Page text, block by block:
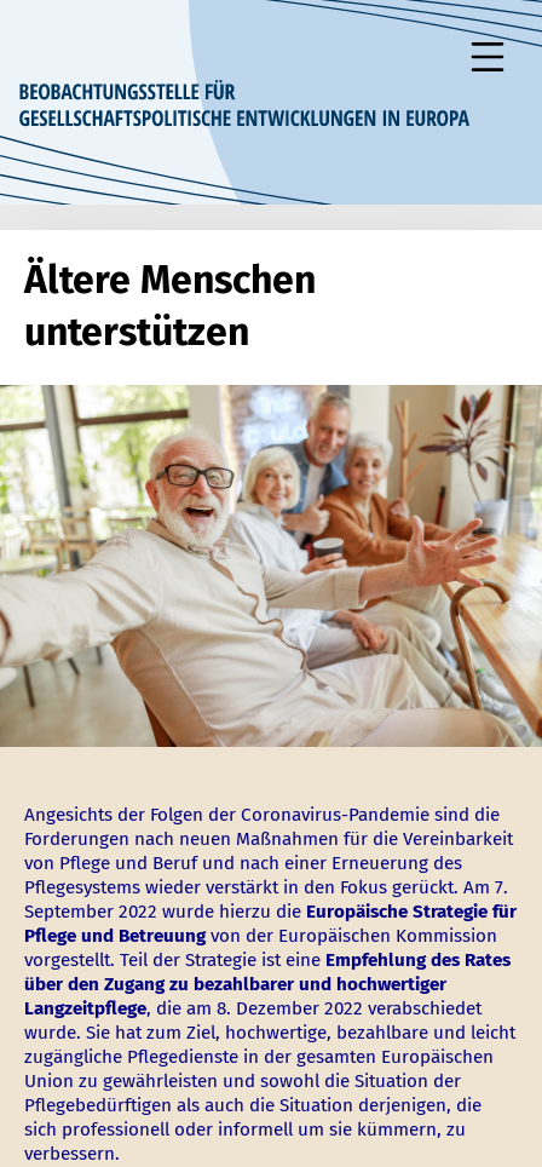
Ältere Menschen
unterstützen
Angesichts der Folgen der Coronavirus-Pandemie sind die
Forderungen nach neuen Maßnahmen für die Vereinbarkeit
von Pflege und Beruf und nach einer Erneuerung des
Pflegesystems wieder verstärkt in den Fokus gerückt. Am 7.
September 2022 wurde hierzu die Europäische Strategie für
Pflege und Betreuungvon der Europäischen Kommission
vorgestellt. Teil der Strategie ist eine Empfehlung des Rates
über den Zugang zu bezahlbarer und hochwertiger
Langzeitpflege, die am 8. Dezember 2022 verabschiedet
wurde. Sie hat zum Ziel, hochwertige, bezahlbare und leicht
zugängliche Pflegedienste in der gesamten Europäischen
Union zu gewährleisten und sowohl die Situation der
Pflegebedürftigen als auch die Situation derjenigen, die
sich professionell oder informell um sie kümmern, zu
verbessern.